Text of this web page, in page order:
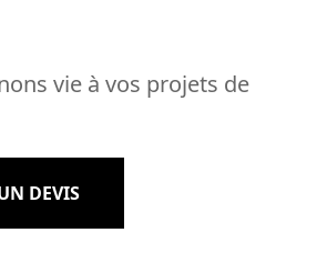
vie à vos projets de
DEVIS